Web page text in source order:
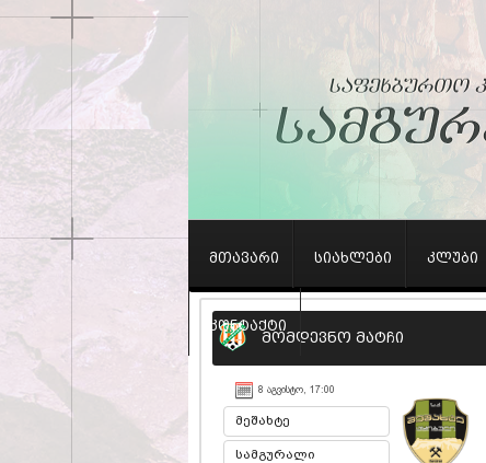
მთავარი სიახლები კლუბი
კონტაქტი
მომდევნო მატჩი
8 ᲐᲒᲕᲘᲡᲢᲝ, 17:00
მეშახტე
სამგურალი